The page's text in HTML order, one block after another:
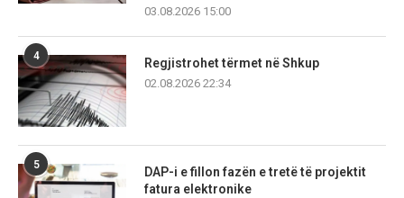
03.08.2026 15:00
4
Regjistrohet tërmet në Shkup
02.08.2026 22:34
5
DAP-i e fillon fazën e tretë të projektit
fatura elektronike